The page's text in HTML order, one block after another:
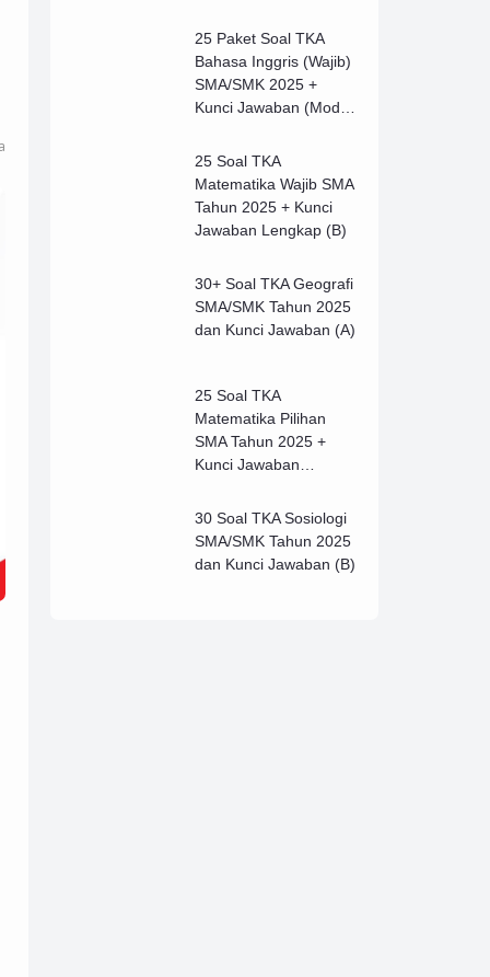
25 Paket Soal TKA
Bahasa Inggris (Wajib)
SMA/SMK 2025 +
Kunci Jawaban (Model
25 Soal TKA
Matematika Wajib SMA
Tahun 2025 + Kunci
Jawaban Lengkap (B)
30+ Soal TKA Geografi
SMA/SMK Tahun 2025
dan Kunci Jawaban (A)
25 Soal TKA
Matematika Pilihan
SMA Tahun 2025 +
Kunci Jawaban
30 Soal TKA Sosiologi
SMA/SMK Tahun 2025
dan Kunci Jawaban (B)